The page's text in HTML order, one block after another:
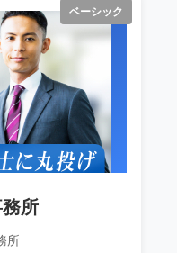
ベーシック
所
所